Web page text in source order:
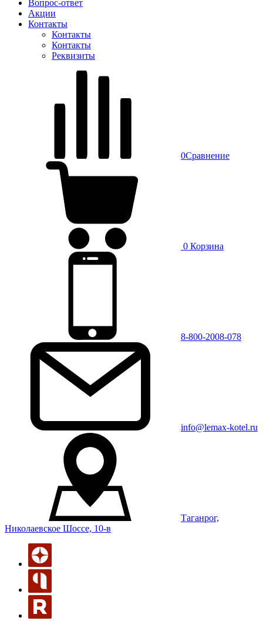
Вопрос-ответ
Акции
Контакты
Контакты
Контакты
Реквизиты
0Сравнение
0 Корзина
8-800-2008-078
info@lemax-kotel.ru
Таганрог,
Николаевское Шоссе, 10-в